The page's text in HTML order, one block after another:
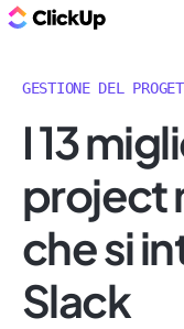
GESTIONE DEL
I 13
project
che si
Slack